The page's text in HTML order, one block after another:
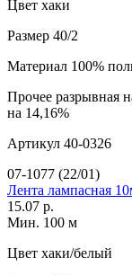
Цвет хаки
Размер 40/2
Материал 100%
Прочее разрывная
на 14,16%
Артикул 40-0326
07-1077 (22/01)
Лента лампасная
15.07 р.
Мин. 100 м
Цвет хаки/белый